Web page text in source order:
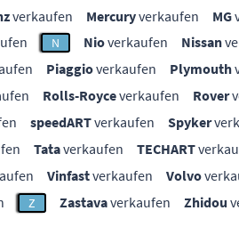
verkaufen Mercuryverkaufen MG
N Nioverkaufen Nissan
Piaggioverkaufen Plymouth
Rolls-Royceverkaufen Rover
speedARTverkaufen Spyker
Tataverkaufen TECHART
Vinfastverkaufen Volvo
Z Zastavaverkaufen Zhidou